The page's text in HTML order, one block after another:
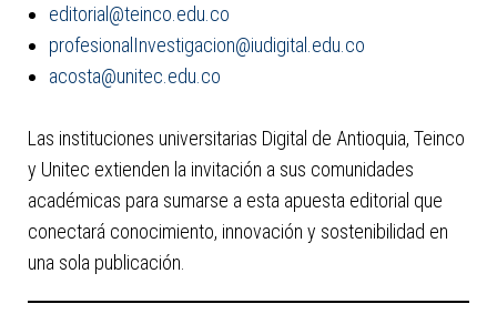
editorial@teinco.edu.co
profesionalInvestigacion@iudigital.edu.co
acosta@unitec.edu.co
Las instituciones universitarias Digital de Antioquia, Teinco
y Unitec extienden la invitación a sus comunidades
académicas para sumarse a esta apuesta editorial que
conectará conocimiento, innovación y sostenibilidad en
una sola publicación.